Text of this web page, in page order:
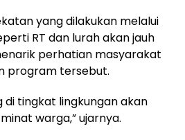
yang dilakukan melalui
RT dan lurah akan jauh
perhatian masyarakat
program tersebut.
di tingkat lingkungan akan
warga,” ujarnya.